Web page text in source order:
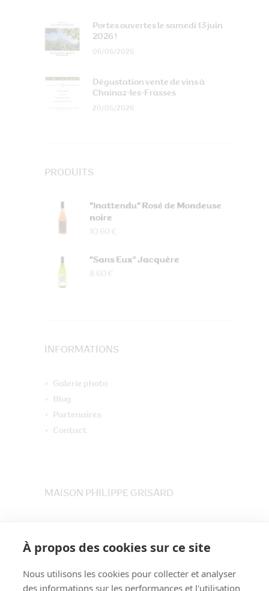
À propos des cookies sur ce site
Nous utilisons les cookies pour collecter et analyser
des informations sur les performances et l'utilisation
Portes ouvertes le samedi 13 juin
2026 !
06/06/2026
Dégustation vente de vins à
Chainaz-les-Frasses
20/05/2026
PRODUITS
"Inattendu" Rosé de Mondeuse
noire
10.60 €
"Sans Eux" Jacquère
8.60 €
INFORMATIONS
Galerie photo
Blog
Partenaires
Contact
MAISON PHILIPPE GRISARD
Tél. 04 79 84 30 91